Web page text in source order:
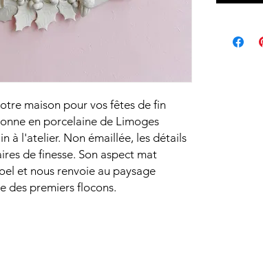
maison pour vos fêtes de fin
en porcelaine de Limoges
à l'atelier. Non émaillée, les détails
de finesse. Son aspect mat
et nous renvoie au paysage
des premiers flocons.